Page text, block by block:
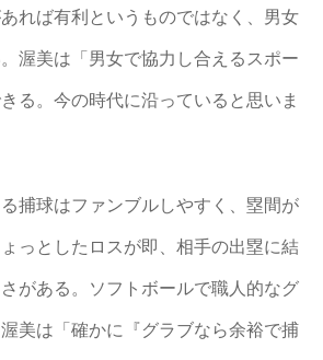
れば有利というものではなく、男女
渥美は「男女で協力し合えるスポー
る。今の時代に沿っていると思いま
捕球はファンブルしやすく、塁間が
っとしたロスが即、相手の出塁に結
がある。ソフトボールで職人的なグ
美は「確かに『グラブなら余裕で捕